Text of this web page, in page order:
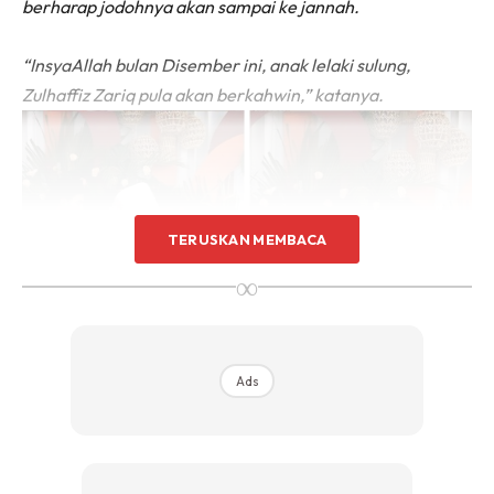
berharap jodohnya akan sampai ke jannah.
“InsyaAllah bulan Disember ini, anak lelaki sulung,
Zulhaffiz Zariq pula akan berkahwin,” katanya.
Menerusi perkahwinannya dengan Zolkefli, Liza dikurniakan
TERUSKAN MEMBACA
∞
Ads